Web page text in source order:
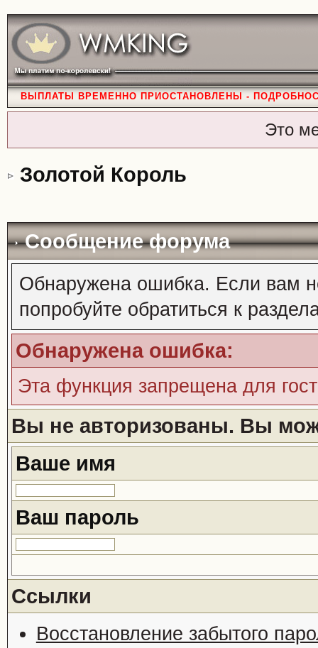
ВЫПЛАТЫ ВРЕМЕННО ПРИОСТАНОВЛЕНЫ -
Это
Золотой Король
Сообщение форума
Обнаружена ошибка. Если вам
попробуйте обратиться к
Обнаружена ошибка:
Эта функция запрещена для
Вы не авторизованы. Вы
Ваше имя
Ваш пароль
Ссылки
Восстановление забытого